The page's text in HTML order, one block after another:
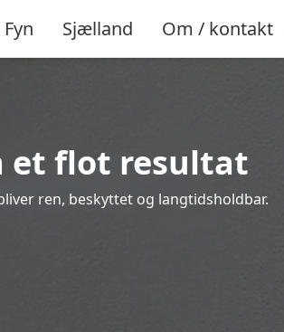
Fyn Sjælland Om / kontakt
et flot resultat
ren, beskyttet og langtidsholdbar.